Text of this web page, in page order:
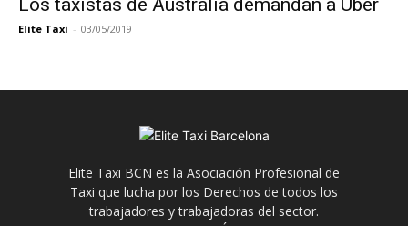
Los taxistas de Australia demandan a Uber
Elite Taxi - 03/05/2019
Elite Taxi BCN es la Asociación Profesional de
Taxi que lucha por los Derechos de todos los
trabajadores y trabajadoras del sector.